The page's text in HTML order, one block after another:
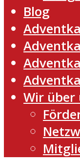
Blog
Wir über